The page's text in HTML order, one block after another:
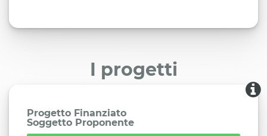
I progetti
Progetto Finanziato
Soggetto Proponente